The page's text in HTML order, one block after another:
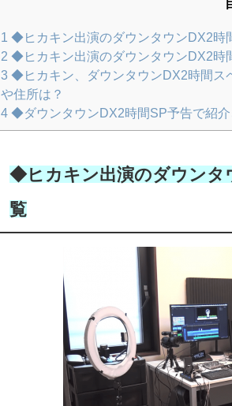
1 ◆ヒカキン出演のダウンタウンDX2時
2 ◆ヒカキン出演のダウンタウンDX2時
3 ◆ヒカキン、ダウンタウンDX2時間ス
や住所は？
4 ◆ダウンタウンDX2時間SP予告で紹
◆ヒカキン出演のダウンタ
覧